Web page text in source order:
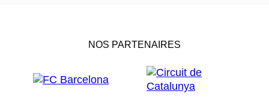
NOS PARTENAIRES